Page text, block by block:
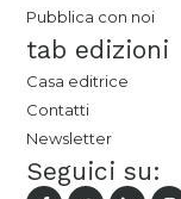
Pubblica con noi
tab edizioni
Casa editrice
Contatti
Newsletter
Seguici su: